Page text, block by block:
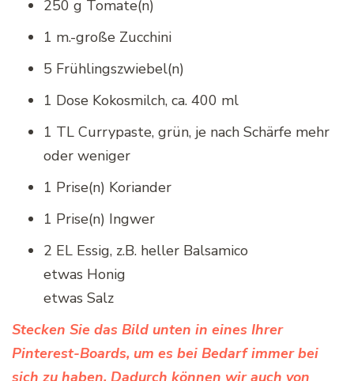
250 g Tomate(n)
1 m.-große Zucchini
5 Frühlingszwiebel(n)
1 Dose Kokosmilch, ca. 400 ml
1 TL Currypaste, grün, je nach Schärfe mehr
oder weniger
1 Prise(n) Koriander
1 Prise(n) Ingwer
2 EL Essig, z.B. heller Balsamico
etwas Honig
etwas Salz
Stecken Sie das Bild unten in eines Ihrer
Pinterest-Boards, um es bei Bedarf immer bei
sich zu haben. Dadurch können wir auch von